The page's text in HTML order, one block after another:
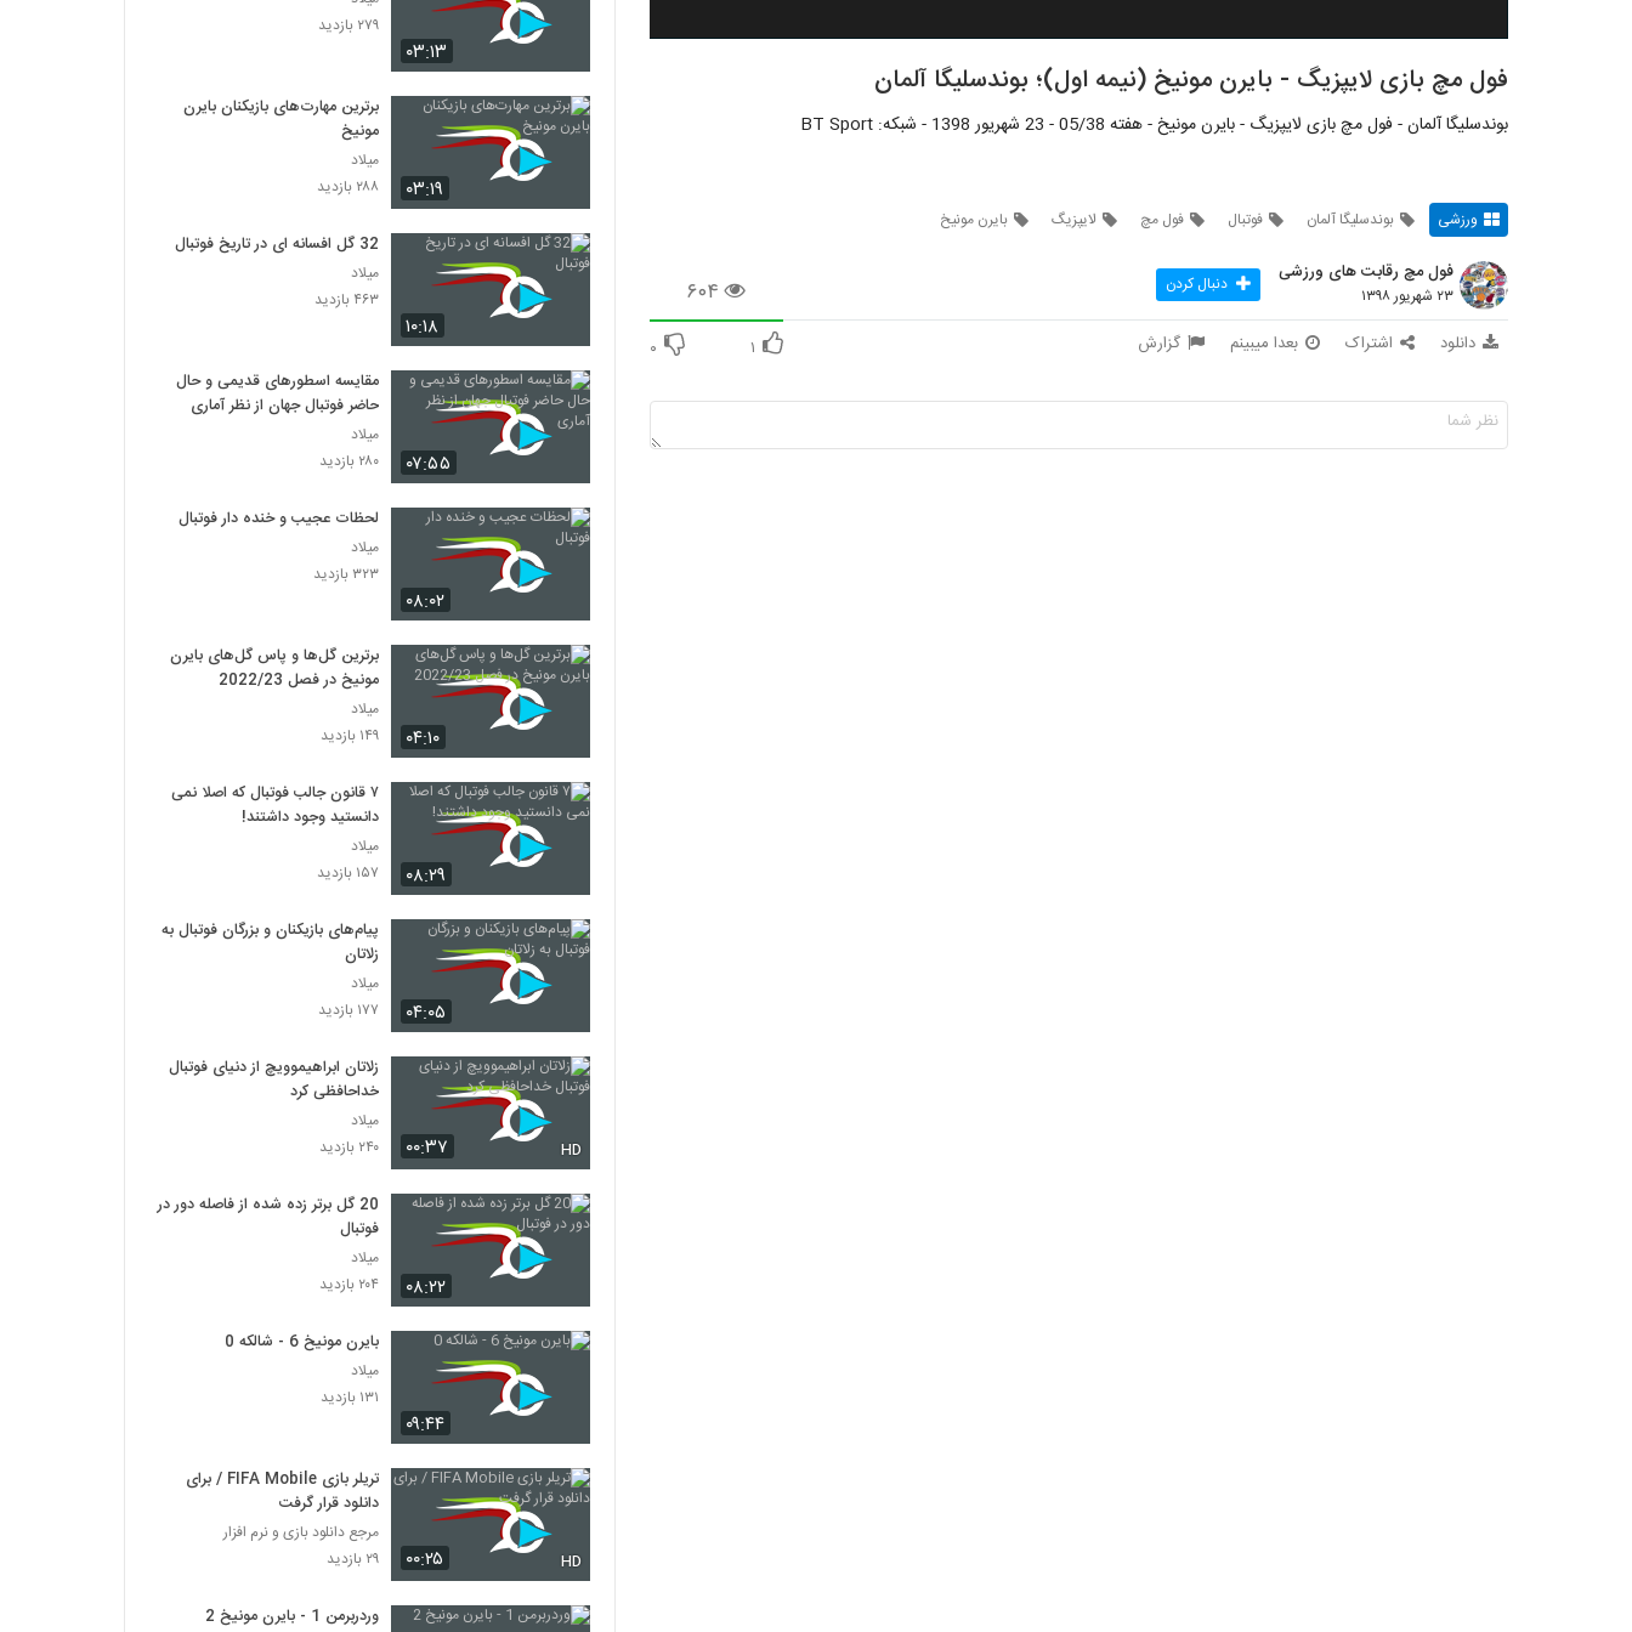
فول مچ بازی لایپزیگ - بایرن مونیخ (نیمه اول)؛ بوندسلیگا آلمان
بوندسلیگا آلمان - فول مچ بازی لایپزیگ - بایرن مونیخ - هفته 05/38 - 23 شهریور 1398 - شبکه: BT Sport
ورزشی بوندسلیگا آلمان فوتبال فول مچ لایپزیگ بایرن مونیخ
۶۰۴
فول مچ رقابت های ورزشی
۲۳ شهریور ۱۳۹۸ دنبال کردن
دانلود اشتراک بعدا میبینم گزارش ۱ ۰
۰۳:۱۳
۲۷۹ بازدید
۰۳:۱۹
برترین مهارت‌های بازیکنان بایرن
مونیخ
میلاد
۲۸۸ بازدید
۱۰:۱۸
32 گل افسانه ای در تاریخ فوتبال
میلاد
۴۶۳ بازدید
۰۷:۵۵
مقایسه اسطورهای قدیمی و حال
حاضر فوتبال جهان از نظر آماری
میلاد
۲۸۰ بازدید
۰۸:۰۲
لحظات عجیب و خنده دار فوتبال
میلاد
۳۲۳ بازدید
۰۴:۱۰
برترین گل‌ها و پاس گل‌های بایرن
مونیخ در فصل 2022/23
میلاد
۱۴۹ بازدید
۰۸:۲۹
۷ قانون جالب فوتبال که اصلا نمی
دانستید وجود داشتند!
میلاد
۱۵۷ بازدید
۰۴:۰۵
پیام‌های بازیکنان و بزرگان فوتبال به
زلاتان
میلاد
۱۷۷ بازدید
۰۰:۳۷ HD
زلاتان ابراهیموویچ از دنیای فوتبال
خداحافظی کرد
میلاد
۲۴۰ بازدید
۰۸:۲۲
20 گل برتر زده شده از فاصله دور در
فوتبال
میلاد
۲۰۴ بازدید
۰۹:۴۴
بایرن مونیخ 6 - شالکه 0
میلاد
۱۳۱ بازدید
۰۰:۲۵ HD
تریلر بازی FIFA Mobile / برای
دانلود قرار گرفت
مرجع دانلود بازی و نرم افزار
۲۹ بازدید
وردربرمن 1 - بایرن مونیخ 2